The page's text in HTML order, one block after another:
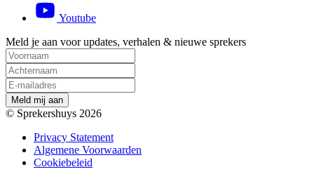
Youtube
Meld je aan voor updates, verhalen & nieuwe sprekers
Me d mij aan
© Sprekershuys 2026
Privacy Statement
Algemene Voorwaarden
Cookiebeleid